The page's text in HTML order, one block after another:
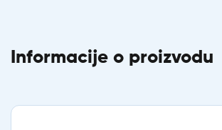
Informacije o proizvodu